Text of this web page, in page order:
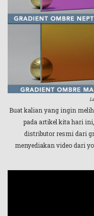
Buat kalian yang ingin
pada artikel kita hari
distributor resmi dari
menyediakan video dari